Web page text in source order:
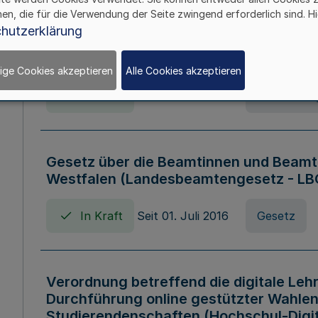
Verordnung über die
Nordrhein-Westfalen
Gesetz über die Beamtinnen und
Westfalen (Landesbeamtengesetz -
In Kraft Seit 01. Juli 2016 Gesetz
Verordnung betreffend die digitale
Durchführung online gestützter
die für die Verwendung der Seite zwingend erforderlich sind.
Cookies akzeptieren Alle Cookies akzeptieren